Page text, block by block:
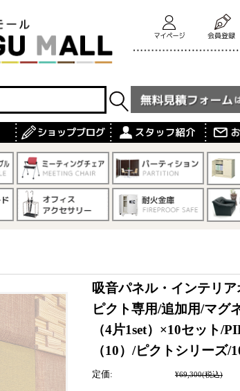
吸音パネル・インテリ
ピクト専用/追加用/マグ
（4片1set）×10セット/
（10）/ピクトシリーズ/
定価: ¥69,300(税込)